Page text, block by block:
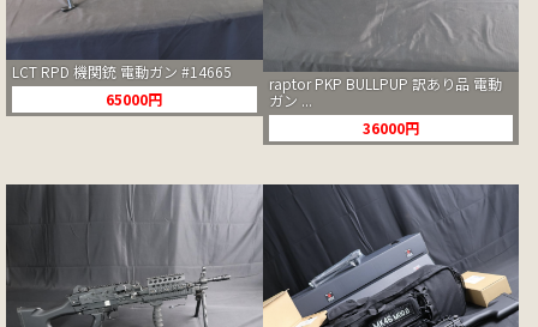
LCT RPD 機関銃 電動ガン #14665
65000円
raptor PKP BULLPUP 訳あり品 電動
ガン ...
36000円